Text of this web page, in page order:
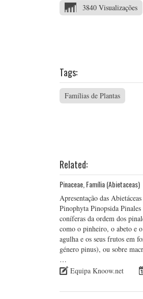
3840 Visualizações
Tags:
Famílias de Plantas
Related:
Pinaceae, Família (Abietaceas)
Apresentação das
Pinophyta Pinopsida
coníferas da ordem dos
como o pinheiro, o abeto e
agulha e os seus frutos em
género pinus), ou sobre
…
Equipa Knoow.net